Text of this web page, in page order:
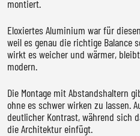
montiert.
Eloxiertes Aluminium war für
weil es genau die richtige Balance
wirkt es weicher und wärmer,
modern.
Die Montage mit Abstandshaltern
ohne es schwer wirken zu lassen.
deutlicher Kontrast, während sich
die Architektur einfügt.